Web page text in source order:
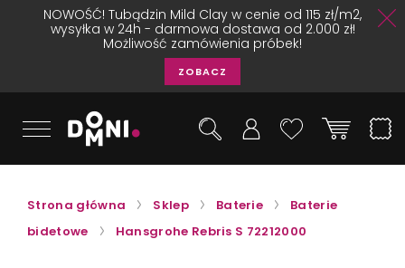
NOWOŚĆ! Tubądzin Mild Clay w cenie od 115 zł/m2,
wysyłka w 24h - darmowa dostawa od 2.000 zł!
Możliwość zamówienia próbek!
ZOBACZ
Strona główna Sklep Baterie
Baterie
bidetowe
Hansgrohe Rebris S 72212000